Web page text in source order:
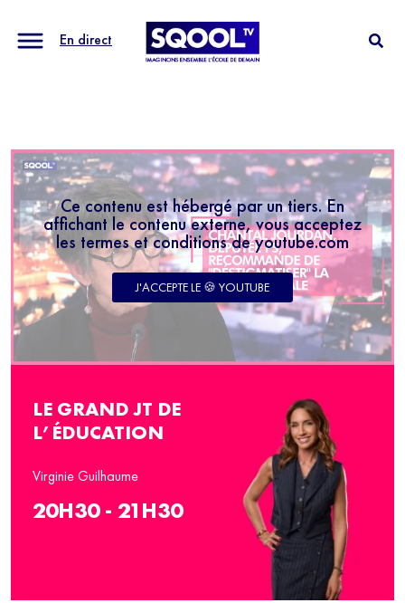
En direct
Ce contenu est hébergé par un tiers. En
affichant le contenu externe, vous acceptez
les termes et conditions de youtube.com
J'ACCEPTE LE 🍪 YOUTUBE
LE GRAND JT DE
L’ÉDUCATION
Virginie Guilhaume
20H30 - 21H30